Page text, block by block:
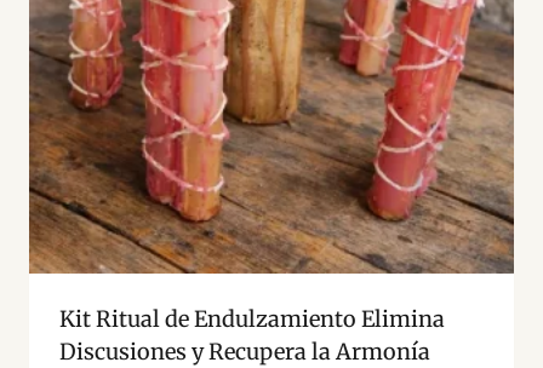
Kit Ritual de Endulzamiento Elimina
Discusiones y Recupera la Armonía